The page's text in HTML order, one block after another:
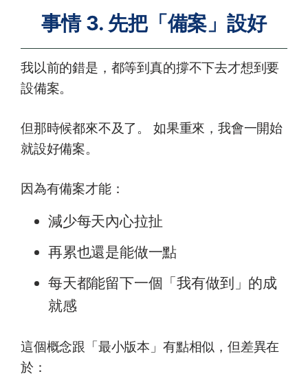
事情 3. 先把「備案」設好
我以前的錯是，都等到真的撐不下去才想到要
設備案。
但那時候都來不及了。 如果重來，我會一開始
就設好備案。
因為有備案才能：
減少每天內心拉扯
再累也還是能做一點
每天都能留下一個「我有做到」的成
就感
這個概念跟「最小版本」有點相似，但差異在
於：